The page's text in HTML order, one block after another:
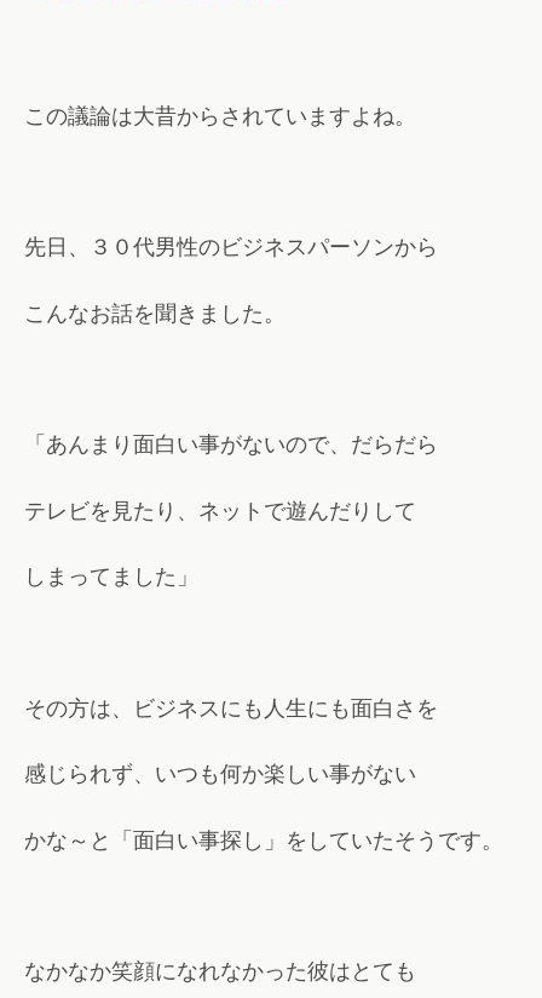
この議論は大昔からされていますよね。
先日、３０代男性のビジネスパーソンから
こんなお話を聞きました。
「あんまり面白い事がないので、だらだら
テレビを見たり、ネットで遊んだりして
しまってました」
その方は、ビジネスにも人生にも面白さを
感じられず、いつも何か楽しい事がない
かな～と「面白い事探し」をしていたそうです。
なかなか笑顔になれなかった彼はとても